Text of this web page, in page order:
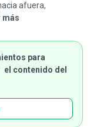
afuera,
más
para
contenido del